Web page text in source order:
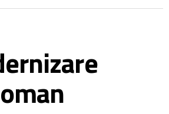
cei care au trecut